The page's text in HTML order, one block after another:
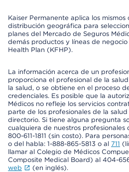
Kaiser Permanente aplica los
distribución geográfica para
planes del Mercado de Seguros
demás productos y líneas de
Health Plan (KFHP).
La información acerca de un
proporciona el profesional de la
la salud, o se obtiene en el proceso
credenciales. Es posible que la
Médicos no refleje los servicios
parte de los profesionales de la
directorio. Si tiene alguna pregunta
cualquiera de nuestros profesionales
800-611-1811 (sin costo). Para
o del habla: 1-888-865-5813 o al 711
llamar al Colegio de Médicos
Composite Medical Board) al 404-
web
(en inglés).